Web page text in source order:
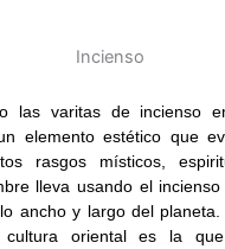
las varitas de incienso
elemento estético que
rasgos místicos,
lleva usando el
ancho y largo del
cultura oriental es la